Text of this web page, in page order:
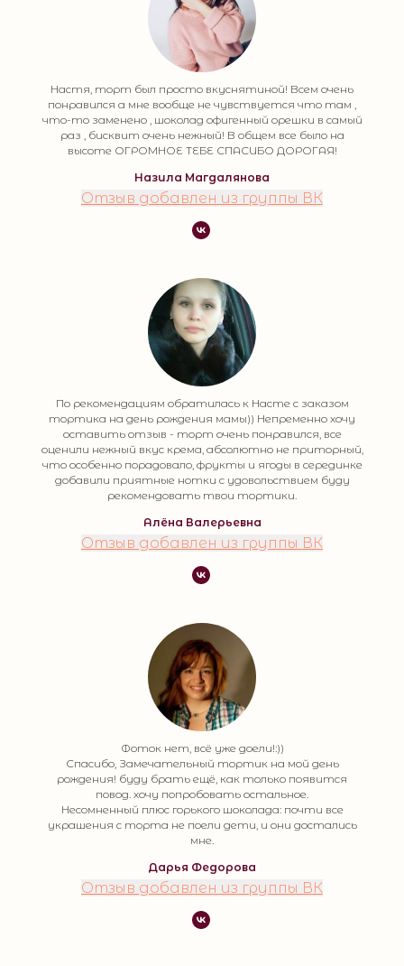
Настя, торт был просто вкуснятиной! Всем очень
понравился а мне вообще не чувствуется что там ,
что-то заменено , шоколад офигенный орешки в самый
раз , бисквит очень нежный! В общем все было на
высоте ОГРОМНОЕ ТЕБЕ СПАСИБО ДОРОГАЯ!
Назила Магдалянова
Отзыв добавлен из группы ВК
По рекомендациям обратилась к Насте с заказом
тортика на день рождения мамы)) Непременно хочу
оставить отзыв - торт очень понравился, все
оценили нежный вкус крема, абсолютно не приторный,
что особенно порадовало, фрукты и ягоды в серединке
добавили приятные нотки с удовольствием буду
рекомендовать твои тортики.
Алёна Валерьевна
Отзыв добавлен из группы ВК
Фоток нет, всё уже доели!:))
Спасибо, Замечательный тортик на мой день
рождения! буду брать ещё, как только появится
повод. хочу попробовать остальное.
Несомненный плюс горького шоколада: почти все
украшения с торта не поели дети, и они достались
мне.
Дарья Федорова
Отзыв добавлен из группы ВК